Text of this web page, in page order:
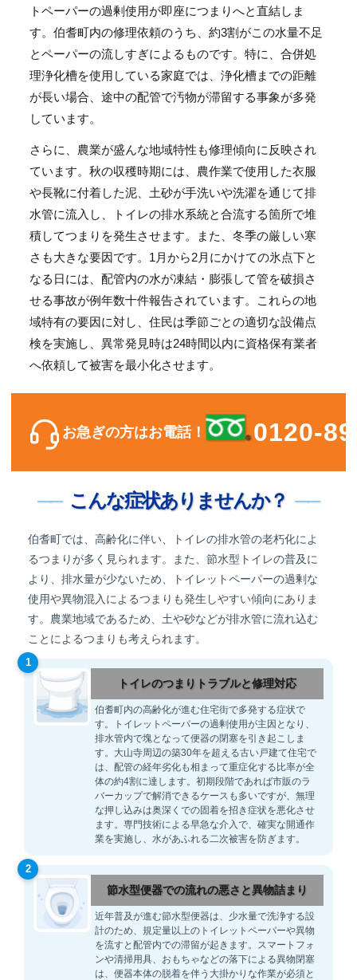
トペーパーの過剰使用が即座につまりへと直結しま
す。伯耆町内の修理依頼のうち、約3割がこの水量不足
とペーパーの流しすぎによるものです。特に、合併処
理浄化槽を使用している家庭では、浄化槽までの距離
が長い場合、途中の配管で汚物が滞留する事象が多発
しています。
さらに、農業が盛んな地域特性も修理傾向に反映され
ています。秋の収穫時期には、農作業で使用した衣服
や長靴に付着した泥、土砂が手洗いや洗濯を通じて排
水管に流入し、トイレの排水系統と合流する箇所で堆
積してつまりを発生させます。また、冬季の厳しい寒
さも大きな要因です。1月から2月にかけての氷点下と
なる日には、配管内の水が凍結・膨張して管を破損さ
せる事故が例年数十件報告されています。これらの地
域特有の要因に対し、住民は季節ごとの適切な設備点
検を実施し、異常発見時は24時間以内に資格保有業者
へ依頼して被害を最小化させます。
お急ぎの方はお電話！ 0120-
こんな症状ありませんか？
伯耆町では、高齢化に伴い、トイレの排水管の老朽化によ
るつまりが多く見られます。また、節水型トイレの普及に
より、排水量が少ないため、トイレットペーパーの過剰な
使用や異物混入によるつまりも発生しやすい傾向にありま
す。農業地域であるため、土や砂などが排水管に流れ込む
ことによるつまりも考えられます。
1
トイレのつまりトラブルと修理対応
伯耆町内の高齢化が進む住宅街で多発する症状で
す。トイレットペーパーの過剰使用が主因となり、
排水管内で塊となって便器の閉塞を引き起こしま
す。大山寺周辺の築30年を超える古い戸建て住宅で
は、配管の経年劣化も相まって重症化する比率が全
体の約4割に達します。初期段階であれば市販のラ
バーカップで解消できるケースも多いですが、無理
な押し込みは奥深くでの固着を招き症状を悪化させ
ます。専門技術による早急な介入で、確実な開通作
業を実施し、水があふれる二次被害を防ぎます。
2
節水型便器での流れの悪さと異物詰まり
近年普及が進む節水型便器は、少水量で洗浄する設
計のため、規定量以上のトイレットペーパーや異物
を流すと配管内での滞留が起きます。スマートフォ
ンや清掃用具、おもちゃなどの落下による異物閉塞
は、便器本体の脱着を伴う大掛かりな作業が必須と